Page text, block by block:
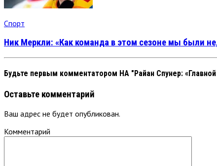
Спорт
Ник Меркли: «Как команда в этом сезоне мы были
Будьте первым комментатором НА "Райан Спунер:
Оставьте комментарий
Ваш адрес не будет опубликован.
Комментарий